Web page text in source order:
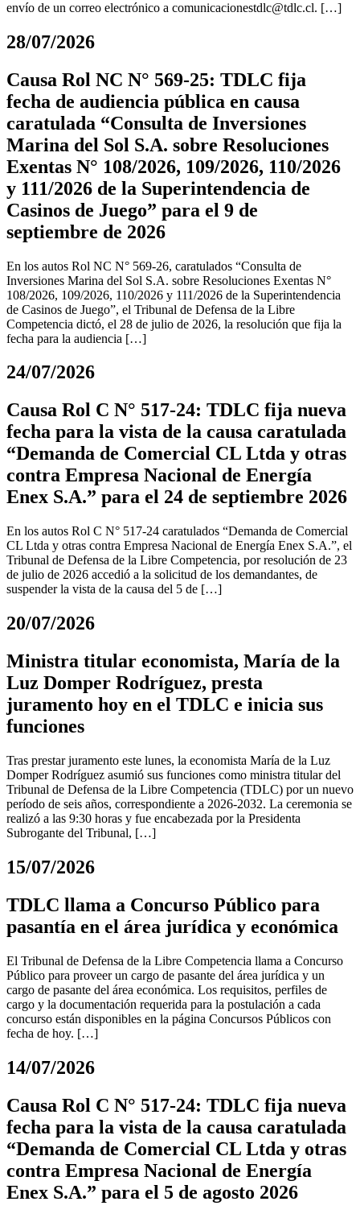
envío de un correo electrónico a comunicacionestdlc@tdlc.cl. […]
28/07/2026
Causa Rol NC N° 569-25: TDLC fija
fecha de audiencia pública en causa
caratulada “Consulta de Inversiones
Marina del Sol S.A. sobre Resoluciones
Exentas N° 108/2026, 109/2026, 110/2026
y 111/2026 de la Superintendencia de
Casinos de Juego” para el 9 de
septiembre de 2026
En los autos Rol NC N° 569-26, caratulados “Consulta de
Inversiones Marina del Sol S.A. sobre Resoluciones Exentas N°
108/2026, 109/2026, 110/2026 y 111/2026 de la Superintendencia
de Casinos de Juego”, el Tribunal de Defensa de la Libre
Competencia dictó, el 28 de julio de 2026, la resolución que fija la
fecha para la audiencia […]
24/07/2026
Causa Rol C N° 517-24: TDLC fija nueva
fecha para la vista de la causa caratulada
“Demanda de Comercial CL Ltda y otras
contra Empresa Nacional de Energía
Enex S.A.” para el 24 de septiembre 2026
En los autos Rol C N° 517-24 caratulados “Demanda de Comercial
CL Ltda y otras contra Empresa Nacional de Energía Enex S.A.”, el
Tribunal de Defensa de la Libre Competencia, por resolución de 23
de julio de 2026 accedió a la solicitud de los demandantes, de
suspender la vista de la causa del 5 de […]
20/07/2026
Ministra titular economista, María de la
Luz Domper Rodríguez, presta
juramento hoy en el TDLC e inicia sus
funciones
Tras prestar juramento este lunes, la economista María de la Luz
Domper Rodríguez asumió sus funciones como ministra titular del
Tribunal de Defensa de la Libre Competencia (TDLC) por un nuevo
período de seis años, correspondiente a 2026-2032. La ceremonia se
realizó a las 9:30 horas y fue encabezada por la Presidenta
Subrogante del Tribunal, […]
15/07/2026
TDLC llama a Concurso Público para
pasantía en el área jurídica y económica
El Tribunal de Defensa de la Libre Competencia llama a Concurso
Público para proveer un cargo de pasante del área jurídica y un
cargo de pasante del área económica. Los requisitos, perfiles de
cargo y la documentación requerida para la postulación a cada
concurso están disponibles en la página Concursos Públicos con
fecha de hoy. […]
14/07/2026
Causa Rol C N° 517-24: TDLC fija nueva
fecha para la vista de la causa caratulada
“Demanda de Comercial CL Ltda y otras
contra Empresa Nacional de Energía
Enex S.A.” para el 5 de agosto 2026